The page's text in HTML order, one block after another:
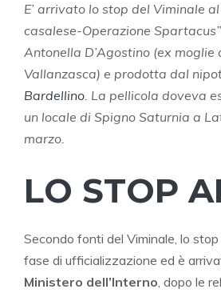
E’ arrivato lo stop del Viminale
casalese-Operazione
Antonella D’Agostino (ex moglie
Vallanzasca) e prodotta dal
Bardellino. La pellicola doveva
un locale di Spigno Saturnia a
marzo.
LO STOP
Secondo fonti del Viminale, lo
fase di ufficializzazione ed è
Ministero dell’Interno, dopo le